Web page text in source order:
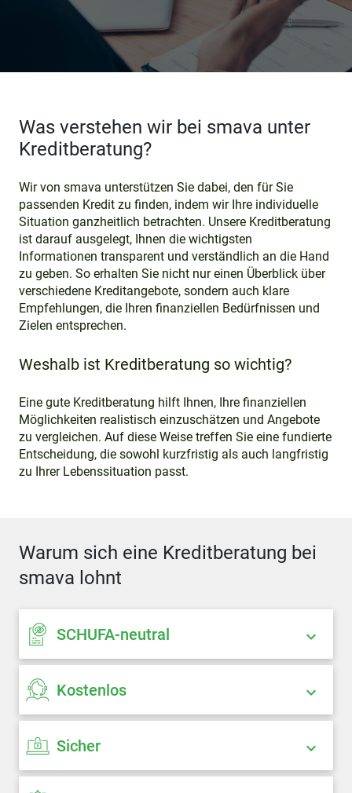
Was verstehen wir bei smava unter
Kreditberatung?
Wir von smava unterstützen Sie dabei, den für Sie
passenden Kredit zu finden, indem wir Ihre individuelle
Situation ganzheitlich betrachten. Unsere Kreditberatung
ist darauf ausgelegt, Ihnen die wichtigsten
Informationen transparent und verständlich an die Hand
zu geben. So erhalten Sie nicht nur einen Überblick über
verschiedene Kreditangebote, sondern auch klare
Empfehlungen, die Ihren finanziellen Bedürfnissen und
Zielen entsprechen.
Weshalb ist Kreditberatung so wichtig?
Eine gute Kreditberatung hilft Ihnen, Ihre finanziellen
Möglichkeiten realistisch einzuschätzen und Angebote
zu vergleichen. Auf diese Weise treffen Sie eine fundierte
Entscheidung, die sowohl kurzfristig als auch langfristig
zu Ihrer Lebenssituation passt.
Warum sich eine Kreditberatung bei
smava lohnt
SCHUFA-neutral
Kostenlos
Sicher